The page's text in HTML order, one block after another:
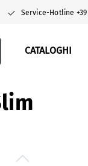
Service-Hotline +39
CATALOGHI